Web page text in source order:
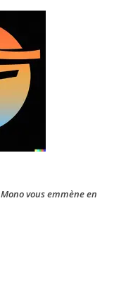
vous emmène en